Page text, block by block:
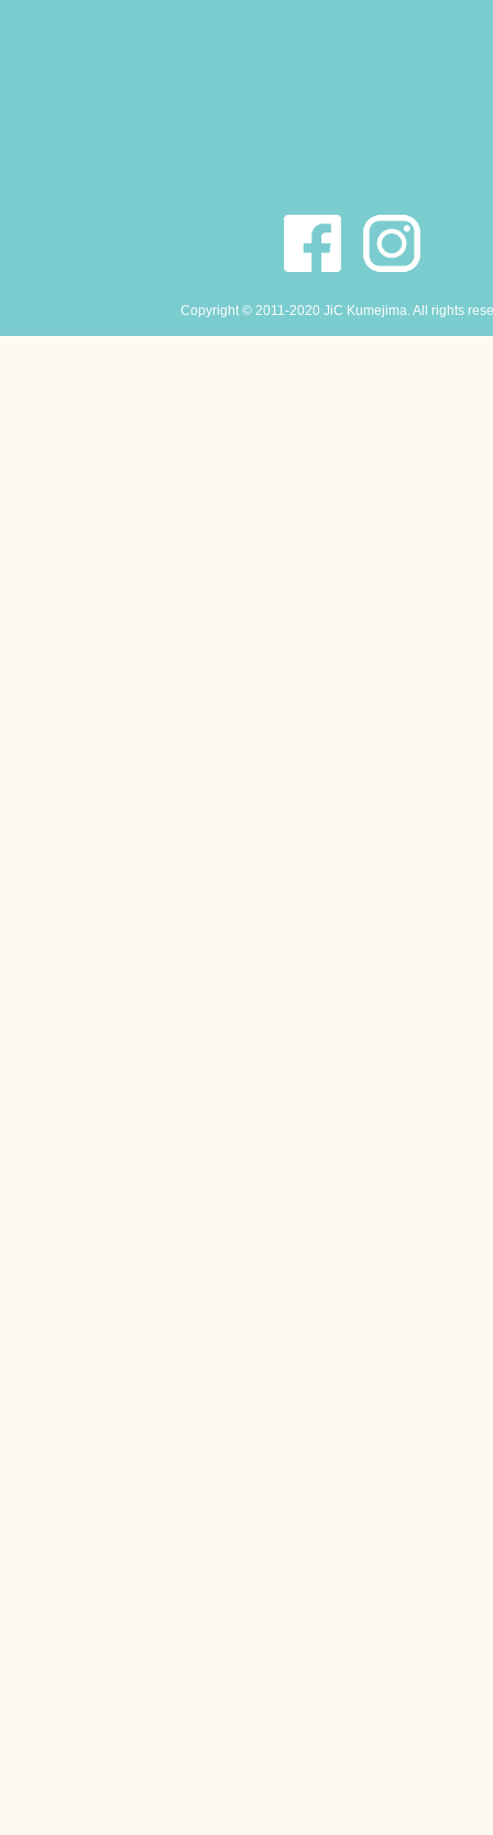
Copyright © 2011-2020 JiC Kumejima. All rights